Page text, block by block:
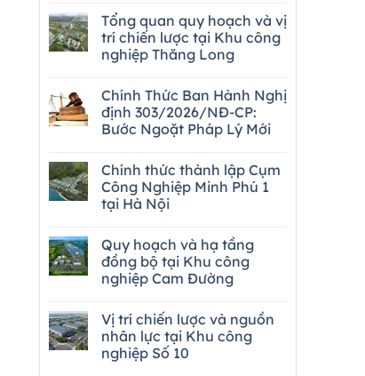
Tổng quan quy hoạch và vị
trí chiến lược tại Khu công
nghiệp Thăng Long
Chính Thức Ban Hành Nghị
định 303/2026/NĐ-CP:
Bước Ngoặt Pháp Lý Mới
Chính thức thành lập Cụm
Công Nghiệp Minh Phú 1
tại Hà Nội
Quy hoạch và hạ tầng
đồng bộ tại Khu công
nghiệp Cam Đường
Vị trí chiến lược và nguồn
nhân lực tại Khu công
nghiệp Số 10